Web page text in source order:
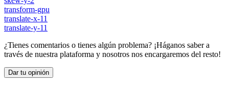
transform-gpu
translate-x-11
translate-y-11
¿Tienes comentarios o tienes algún problema? ¡Háganos saber a
través de nuestra plataforma y nosotros nos encargaremos del resto!
Dar tu opinión